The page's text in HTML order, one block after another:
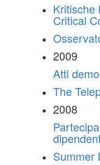
Kritische
Critical
2009
Atti
The
2008
Summer